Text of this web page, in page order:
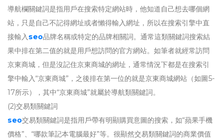
導航欄關鍵詞是指用戶在搜索特定網站時，他知道自己想去哪個網
站，只是自己不記得網址或者懶得輸入網址，所以在搜索引擎中直
接輸入seo品牌名稱或特定的品牌相關詞。通常這類關鍵詞搜索結
果中排在第二值的就是用戶想訪問的官方網站。如筆者就經常訪問
京東商城，但是沒記住京東商城的網址，通常情況下都是在搜索引
擎中輸入“京東商城”，之後排在第一位的就是京東商城網站（如圖5-
17所示），其中“京東商城”就屬於導航類關鍵詞。
(2)交易類關鍵詞
seo交易類關鍵詞是指用戶帶有明顯購買意圖的搜索，如“蘋果手機
價格”、“哪款筆記本電腦最好”等。很顯然交易類關鍵詞的商業價值